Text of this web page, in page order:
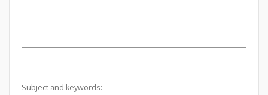
Subject and keywords: